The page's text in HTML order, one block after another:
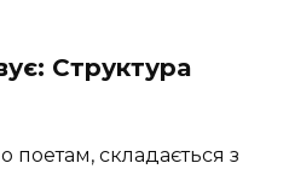
Структура
поетам, складається з